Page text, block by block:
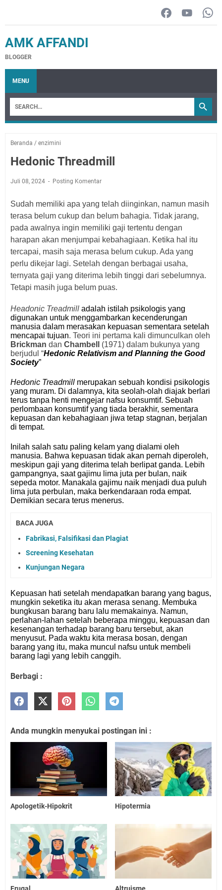
AMK AFFANDI
BLOGGER
MENU
Beranda / enzimini
Hedonic Threadmill
Juli 08, 2024 Posting Komentar
Sudah memiliki apa yang telah diinginkan, namun masih
terasa belum cukup dan belum bahagia. Tidak jarang,
pada awalnya ingin memiliki gaji tertentu dengan
harapan akan menjumpai kebahagiaan. Ketika hal itu
tercapai, masih saja merasa belum cukup. Ada yang
perlu dikejar lagi. Setelah dengan berbagai usaha,
ternyata gaji yang diterima lebih tinggi dari sebelumnya.
Tetapi masih juga belum puas.
Headonic Treadmill adalah istilah psikologis yang
digunakan untuk menggambarkan kecenderungan
manusia dalam merasakan kepuasan sementara setelah
mencapai tujuan. Teori ini pertama kali dimunculkan oleh
Brickman dan Chambell (1971) dalam bukunya yang
berjudul “Hedonic Relativism and Planning the Good
Society”
Hedonic Treadmill merupakan sebuah kondisi psikologis
yang muram. Di dalamnya, kita seolah-olah diajak berlari
terus tanpa henti mengejar nafsu konsumtif. Sebuah
perlombaan konsumtif yang tiada berakhir, sementara
kepuasan dan kebahagiaan jiwa tetap stagnan, berjalan
di tempat.
Inilah salah satu paling kelam yang dialami oleh
manusia. Bahwa kepuasan tidak akan pernah diperoleh,
meskipun gaji yang diterima telah berlipat ganda. Lebih
gampangnya, saat gajimu lima juta per bulan, naik
sepeda motor. Manakala gajimu naik menjadi dua puluh
lima juta perbulan, maka berkendaraan roda empat.
Demikian secara terus menerus.
BACA JUGA
Fabrikasi, Falsifikasi dan Plagiat
Screening Kesehatan
Kunjungan Negara
Kepuasan hati setelah mendapatkan barang yang bagus,
mungkin seketika itu akan merasa senang. Membuka
bungkusan barang baru lalu memakainya. Namun,
perlahan-lahan setelah beberapa minggu, kepuasan dan
kesenangan terhadap barang baru tersebut, akan
menyusut. Pada waktu kita merasa bosan, dengan
barang yang itu, maka muncul nafsu untuk membeli
barang lagi yang lebih canggih.
Berbagi :
Anda mungkin menyukai postingan ini :
Apologetik-Hipokrit Hipotermia